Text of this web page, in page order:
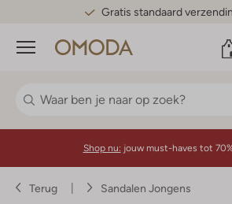
Gratis standaard
Menu
Shop nu: jouw must-haves tot
Terug Sandalen Jongens